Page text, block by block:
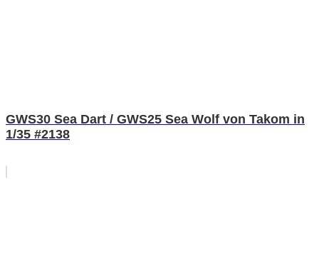
GWS30 Sea Dart / GWS25 Sea Wolf von Takom in
1/35 #2138